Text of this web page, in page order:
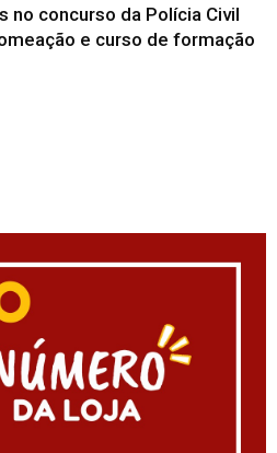
no concurso da Polícia Civil
e curso de formação